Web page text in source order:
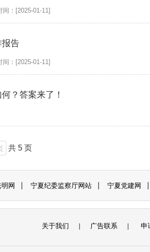
间：[2025-01-11]
报告
间：[2025-01-11]
？答案来了！
共 5 页
网 宁夏纪委监察厅网站 宁夏党建网
关于我们 | 广告联系 | 申